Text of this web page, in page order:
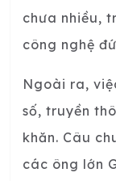
chưa nhiều,
công nghệ
Ngoài ra,
số, truyền
khăn. Câu
các ông lớn